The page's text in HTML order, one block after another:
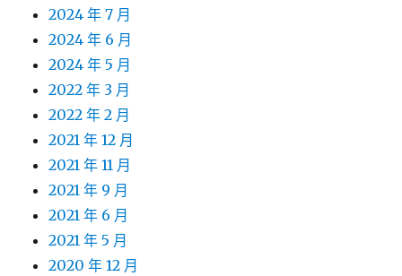
2024 年 7 月
2024 年 6 月
2024 年 5 月
2022 年 3 月
2022 年 2 月
2021 年 12 月
2021 年 11 月
2021 年 9 月
2021 年 6 月
2021 年 5 月
2020 年 12 月